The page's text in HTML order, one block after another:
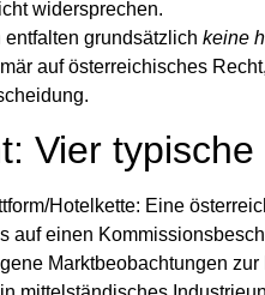
widersprechen.
grundsätzlich keine
aufösterreichisches Recht
Vier
Hotelkette: Eine
auf einen
Marktbeobachtungen